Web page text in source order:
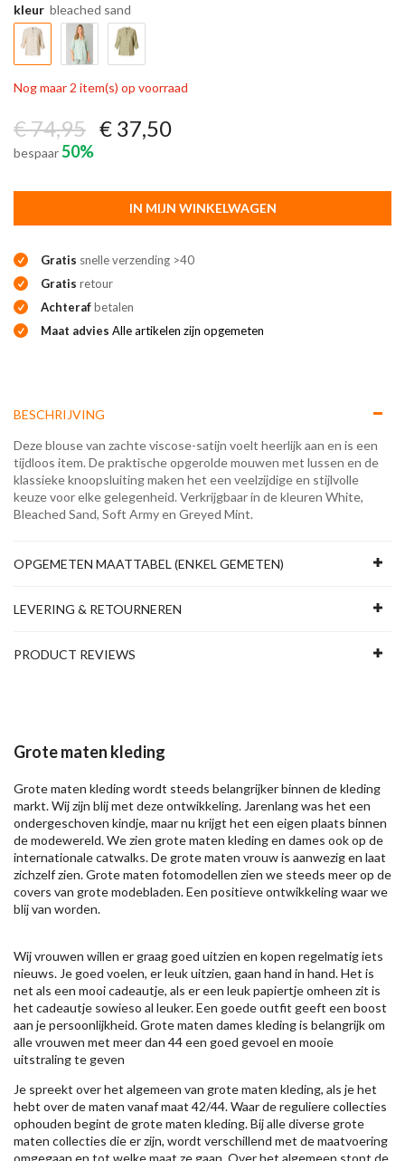
kleur bleached sand
Nog maar 2 item(s) op voorraad
€ 74,95 € 37,50
bespaar50%
IN MIJN WINKELWAGEN
Gratis snelle verzending >40
Gratis retour
Achterafbetalen
Maat advies Alle artikelen zijn opgemeten
BESCHRIJVING
Deze blouse van zachte viscose-satijn voelt heerlijk aan en is een
tijdloos item. De praktische opgerolde mouwen met lussen en de
klassieke knoopsluiting maken het een veelzijdige en stijlvolle
keuze voor elke gelegenheid. Verkrijgbaar in de kleuren White,
Bleached Sand, Soft Army en Greyed Mint.
OPGEMETEN MAATTABEL (ENKEL GEMETEN)
LEVERING & RETOURNEREN
PRODUCT REVIEWS
Grote maten kleding
Grote maten kleding wordt steeds belangrijker binnen de kleding
markt. Wij zijn blij met deze ontwikkeling. Jarenlang was het een
ondergeschoven kindje, maar nu krijgt het een eigen plaats binnen
de modewereld. We zien grote maten kleding en dames ook op de
internationale catwalks. De grote maten vrouw is aanwezig en laat
zichzelf zien. Grote maten fotomodellen zien we steeds meer op de
covers van grote modebladen. Een positieve ontwikkeling waar we
blij van worden.
Wij vrouwen willen er graag goed uitzien en kopen regelmatig iets
nieuws. Je goed voelen, er leuk uitzien, gaan hand in hand. Het is
net als een mooi cadeautje, als er een leuk papiertje omheen zit is
het cadeautje sowieso al leuker. Een goede outfit geeft een boost
aan je persoonlijkheid. Grote maten dames kleding is belangrijk om
alle vrouwen met meer dan 44 een goed gevoel en mooie
uitstraling te geven
Je spreekt over het algemeen van grote maten kleding, als je het
hebt over de maten vanaf maat 42/44. Waar de reguliere collecties
ophouden begint de grote maten kleding. Bij alle diverse grote
maten collecties die er zijn, wordt verschillend met de maatvoering
omgegaan en tot welke maat ze gaan. Over het algemeen stopt de